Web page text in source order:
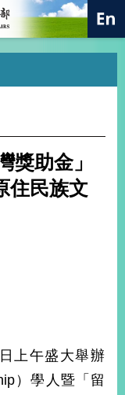
獎助金」
住民族文
上午盛大舉辦
）學人暨「留